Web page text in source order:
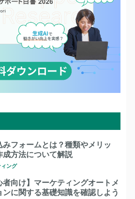
みフォームとは？種類やメリッ
成方法について解説
ング
者向け】マーケティングオートメ
ンに関する基礎知識を確認しよう